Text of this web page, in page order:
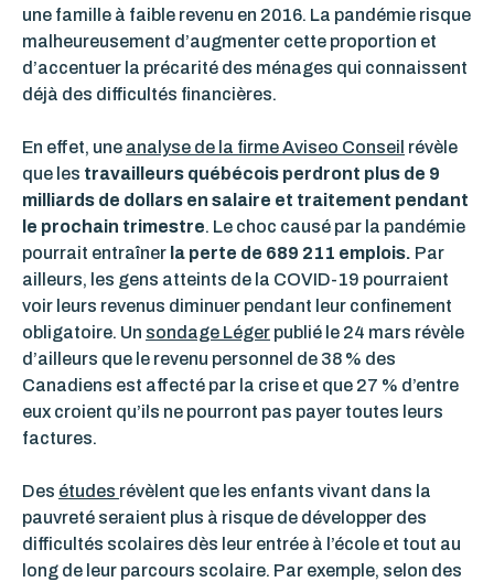
une famille à faible revenu en 2016. La pandémie risque
malheureusement d’augmenter cette proportion et
d’accentuer la précarité des ménages qui connaissent
déjà des difficultés financières.
En effet, une analyse de la firme Aviseo Conseil révèle
que les travailleurs québécois perdront plus de 9
milliards de dollars en salaire et traitement pendant
le prochain trimestre. Le choc causé par la pandémie
pourrait entraîner la perte de 689 211 emplois. Par
ailleurs, les gens atteints de la COVID-19 pourraient
voir leurs revenus diminuer pendant leur confinement
obligatoire. Un sondage Léger publié le 24 mars révèle
d’ailleurs que le revenu personnel de 38 % des
Canadiens est affecté par la crise et que 27 % d’entre
eux croient qu’ils ne pourront pas payer toutes leurs
factures.
Des études révèlent que les enfants vivant dans la
pauvreté seraient plus à risque de développer des
difficultés scolaires dès leur entrée à l’école et tout au
long de leur parcours scolaire. Par exemple, selon des